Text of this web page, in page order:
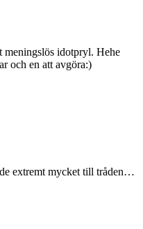
meningslös idotpryl. Hehe
och en att avgöra:)
extremt mycket till tråden…